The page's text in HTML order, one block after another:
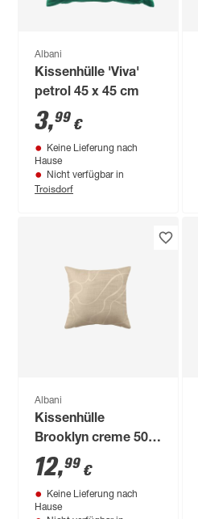
Albani
Kissenhülle 'Viva'
petrol 45 x 45 cm
3,99 €
Keine Lieferung nach
Hause
Nicht verfügbar in
Troisdorf
Albani
Kissenhülle
Brooklyn creme 50 x
50 cm
12,99 €
Keine Lieferung nach
Hause